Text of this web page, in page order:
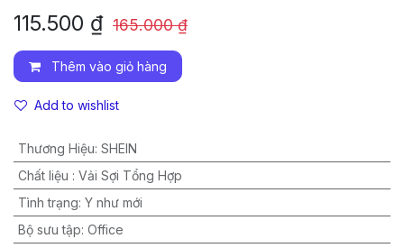
115.500 ₫ 165.000₫
Thêm vào giỏ hàng
Add to wishlist
Thương Hiệu: SHEIN
Chất liệu : Vải Sợi Tổng Hợp
Tình trạng: Y như mới
Bộ sưu tập: Office